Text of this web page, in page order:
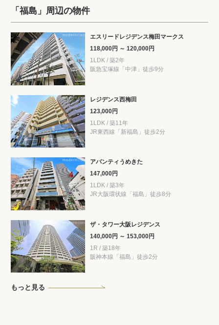
「福島」周辺の物件
エスリードレジデンス梅田マークス
118,000円 ～ 120,000円
1LDK / 築2年
阪急宝塚線「中津」徒歩9分
レジデンス西梅田
123,000円
1LDK / 築11年
JR東西線「新福島」徒歩2分
アバンティうめきた
147,000円
1LDK / 築3年
JR大阪環状線「福島」徒歩8分
ザ・タワー大阪レジデンス
140,000円 ～ 153,000円
1R / 築18年
阪神本線「福島」徒歩2分
もっと見る